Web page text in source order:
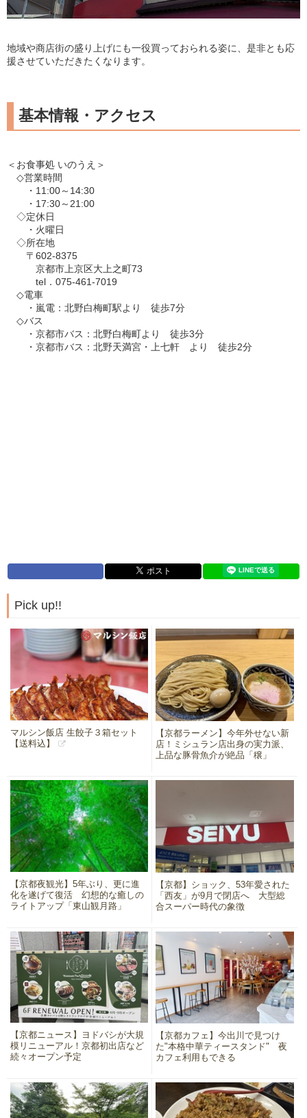
地域や商店街の盛り上げにも一役買っておられる姿に、是非とも応
援させていただきたくなります。
基本情報・アクセス
＜お食事処 いのうえ＞
◇営業時間
・11:00～14:30
・17:30～21:00
◇定休日
・火曜日
◇所在地
〒602-8375
京都市上京区大上之町73
tel．075-461-7019
◇電車
・嵐電：北野白梅町駅より 徒歩7分
◇バス
・京都市バス：北野白梅町より 徒歩3分
・京都市バス：北野天満宮・上七軒 より 徒歩2分
Pick up!!
マルシン飯店 生餃子３箱セット
【送料込】
【京都ラーメン】今年外せない新
店！ミシュラン店出身の実力派、
上品な豚骨魚介が絶品「穣」
【京都夜観光】5年ぶり、更に進
化を遂げて復活 幻想的な癒しの
ライトアップ「東山観月路」
【京都】ショック、53年愛された
「西友」が9月で閉店へ 大型総
合スーパー時代の象徴
【京都ニュース】ヨドバシが大規
模リニューアル！京都初出店など
続々オープン予定
【京都カフェ】今出川で見つけ
た"本格中華ティースタンド" 夜
カフェ利用もできる